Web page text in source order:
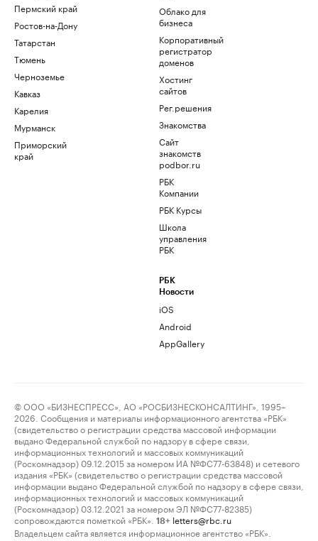
Пермский край
Ростов-на-Дону
Татарстан
Тюмень
Черноземье
Кавказ
Карелия
Мурманск
Приморский
край
Облако для
бизнеса
Корпоративный
регистратор
доменов
Хостинг
сайтов
Рег.решения
Знакомства
Сайт
знакомств
podbor.ru
РБК
Компании
РБК Курсы
Школа
управления
РБК
РБК
Новости
iOS
Android
AppGallery
© ООО «БИЗНЕСПРЕСС», АО «РОСБИЗНЕСКОНСАЛТИНГ», 1995–
2026. Сообщения и материалы информационного агентства «РБК»
(свидетельство о регистрации средства массовой информации
выдано Федеральной службой по надзору в сфере связи,
информационных технологий и массовых коммуникаций
(Роскомнадзор) 09.12.2015 за номером ИА №ФС77-63848) и сетевого
издания «РБК» (свидетельство о регистрации средства массовой
информации выдано Федеральной службой по надзору в сфере связи,
информационных технологий и массовых коммуникаций
(Роскомнадзор) 03.12.2021 за номером ЭЛ №ФС77-82385)
сопровождаются пометкой «РБК».
18+ letters@rbc.ru
Владельцем сайта является информационное агентство «РБК».